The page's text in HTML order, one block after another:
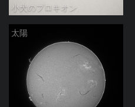
小犬のプロキオン
太陽